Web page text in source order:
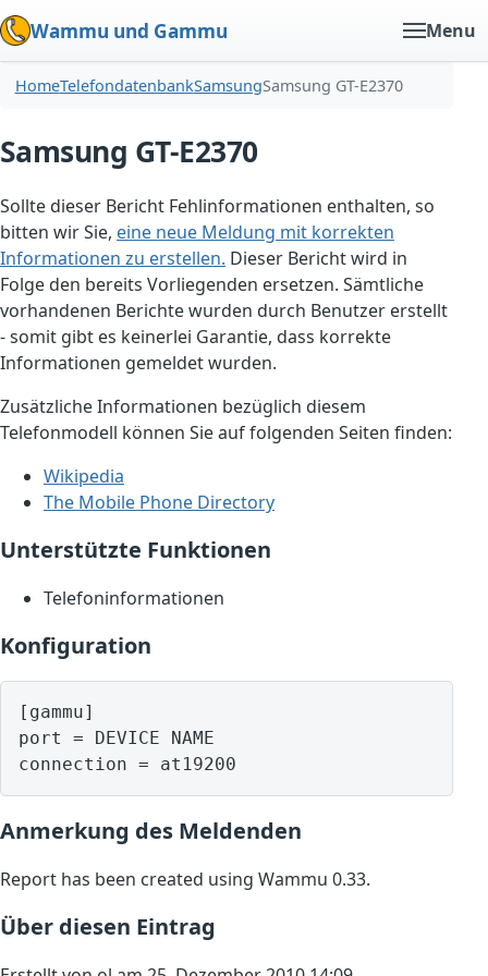
Wammu und Gammu Menu
HomeTelefondatenbankSamsungSamsung GT-E2370
Samsung GT-E2370
Sollte dieser Bericht Fehlinformationen enthalten, so
bitten wir Sie, eine neue Meldung mit korrekten
Informationen zu erstellen. Dieser Bericht wird in
Folge den bereits Vorliegenden ersetzen. Sämtliche
vorhandenen Berichte wurden durch Benutzer erstellt
- somit gibt es keinerlei Garantie, dass korrekte
Informationen gemeldet wurden.
Zusätzliche Informationen bezüglich diesem
Telefonmodell können Sie auf folgenden Seiten finden:
Wikipedia
The Mobile Phone Directory
Unterstützte Funktionen
Telefoninformationen
Konfiguration
[gammu]
port = DEVICE NAME
Anmerkung des Meldenden
Report has been created using Wammu 0.33.
Über diesen Eintrag